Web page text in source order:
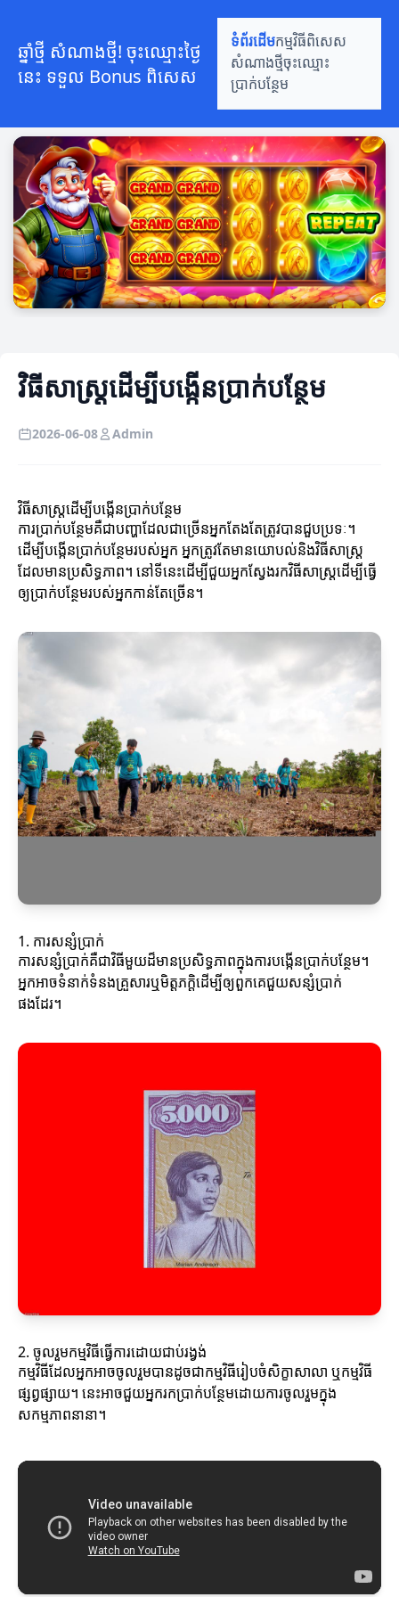
ឆ្នាំថ្មី សំណាងថ្មី! ចុះឈ្មោះថ្ងៃ
នេះ ទទួល Bonus ពិសេស
ទំព័រដើមកម្មវិធីពិសេស
សំណាងថ្មីចុះឈ្មោះ
ប្រាក់បន្ថែម
វិធីសាស្ត្រ​ដើម្បី​បង្កើនប្រាក់បន្ថែម
2026-06-08 Admin
វិធីសាស្ត្រ​ដើម្បី​បង្កើនប្រាក់បន្ថែម
ការប្រាក់បន្ថែមគឺជាបញ្ហាដែលជាច្រើនអ្នកតែងតែត្រូវបានជួបប្រទៈ។
ដើម្បីបង្កើនប្រាក់បន្ថែមរបស់អ្នក អ្នកត្រូវតែមានយោបល់និងវិធីសាស្ត្រ
ដែលមានប្រសិទ្ធភាព។ នៅទីនេះដើម្បីជួយអ្នកស្វែងរកវិធីសាស្ត្រដើម្បីធ្វើ
ឲ្យប្រាក់បន្ថែមរបស់អ្នកកាន់តែច្រើន។
1. ការសន្សំប្រាក់
ការសន្សំប្រាក់គឺជាវិធីមួយដ៏មានប្រសិទ្ធភាពក្នុងការបង្កើនប្រាក់បន្ថែម។
អ្នកអាចទំនាក់ទំនងគ្រួសារឬមិត្តភក្តិដើម្បីឲ្យពួកគេជួយសន្សំប្រាក់
ផងដែរ។
2. ចូលរួមកម្មវិធីធ្វើការ​ដោយជាប់រង្វង់
កម្មវិធីដែលអ្នកអាចចូលរួមបានដូចជាកម្មវិធីរៀបចំសិក្ខាសាលា ឬកម្មវិធី
ផ្សព្វផ្សាយ។ នេះអាចជួយអ្នករកប្រាក់បន្ថែមដោយការចូលរួមក្នុង
សកម្មភាពនានា។